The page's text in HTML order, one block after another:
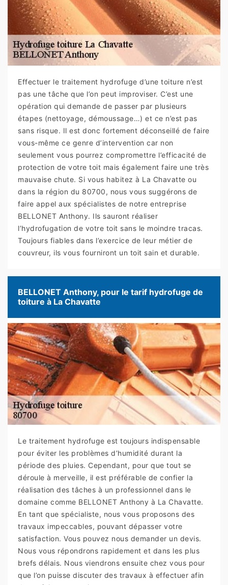
Effectuer le traitement hydrofuge d’une toiture n’est
pas une tâche que l’on peut improviser. C’est une
opération qui demande de passer par plusieurs
étapes (nettoyage, démoussage…) et ce n’est pas
sans risque. Il est donc fortement déconseillé de faire
vous-même ce genre d’intervention car non
seulement vous pourrez compromettre l’efficacité de
protection de votre toit mais également faire une très
mauvaise chute. Si vous habitez à La Chavatte ou
dans la région du 80700, nous vous suggérons de
faire appel aux spécialistes de notre entreprise
BELLONET Anthony. Ils sauront réaliser
l’hydrofugation de votre toit sans le moindre tracas.
Toujours fiables dans l’exercice de leur métier de
couvreur, ils vous fourniront un toit sain et durable.
BELLONET Anthony, pour le tarif hydrofuge de
toiture à La Chavatte
Le traitement hydrofuge est toujours indispensable
pour éviter les problèmes d’humidité durant la
période des pluies. Cependant, pour que tout se
déroule à merveille, il est préférable de confier la
réalisation des tâches à un professionnel dans le
domaine comme BELLONET Anthony à La Chavatte.
En tant que spécialiste, nous vous proposons des
travaux impeccables, pouvant dépasser votre
satisfaction. Vous pouvez nous demander un devis.
Nous vous répondrons rapidement et dans les plus
brefs délais. Nous viendrons ensuite chez vous pour
que l’on puisse discuter des travaux à effectuer afin